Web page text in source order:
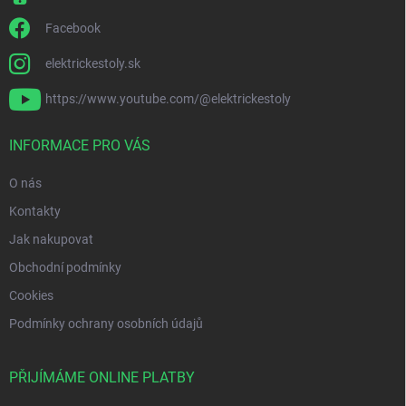
Facebook
elektrickestoly.sk
https://www.youtube.com/@elektrickestoly
INFORMACE PRO VÁS
O nás
Kontakty
Jak nakupovat
Obchodní podmínky
Cookies
Podmínky ochrany osobních údajů
PŘIJÍMÁME ONLINE PLATBY